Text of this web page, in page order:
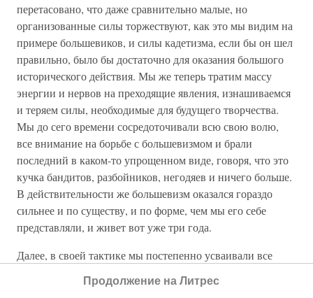
перетасовано, что даже сравнительно малые, но
организованные силы торжествуют, как это мы видим на
примере большевиков, и силы кадетизма, если бы он шел
правильно, было бы достаточно для оказания большого
исторического действия. Мы же теперь тратим массу
энергии и нервов на преходящие явления, изнашиваемся
и теряем силы, необходимые для будущего творчества.
Мы до сего времени сосредоточивали всю свою волю,
все внимание на борьбе с большевизмом и брали
последний в каком-то упрощенном виде, говоря, что это
кучка бандитов, разбойников, негодяев и ничего больше.
В действительности же большевизм оказался гораздо
сильнее и по существу, и по форме, чем мы его себе
представляли, и живет вот уже три года.
Далее, в своей тактике мы постепенно усваивали все
начали как, в самом деле, кучка бандитов, сами не веря в
Продолжение на Литрес